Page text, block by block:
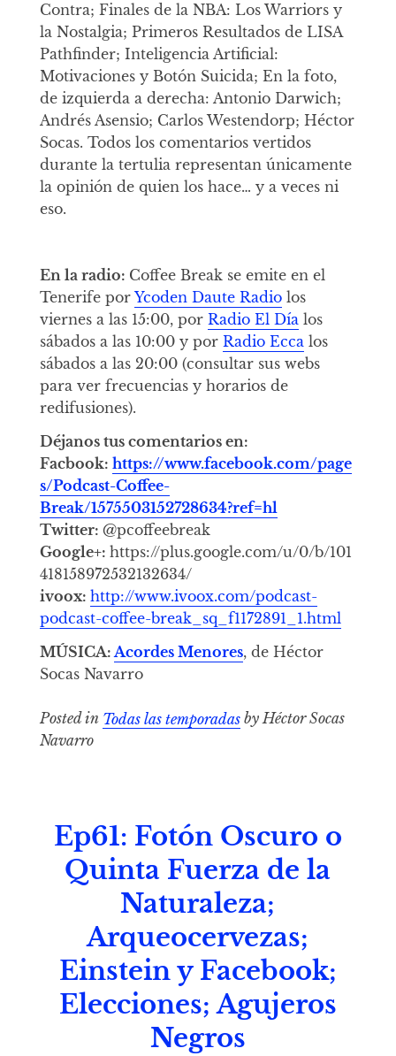
Contra; Finales de la NBA: Los Warriors y
la Nostalgia; Primeros Resultados de LISA
Pathfinder; Inteligencia Artificial:
Motivaciones y Botón Suicida; En la foto,
de izquierda a derecha: Antonio Darwich;
Andrés Asensio; Carlos Westendorp; Héctor
Socas. Todos los comentarios vertidos
durante la tertulia representan únicamente
la opinión de quien los hace… y a veces ni
eso.
En la radio: Coffee Break se emite en el
Tenerife por Ycoden Daute Radiolos
viernes a las 15:00, por Radio El Díalos
sábados a las 10:00 y por Radio Eccalos
sábados a las 20:00 (consultar sus webs
para ver frecuencias y horarios de
redifusiones).
Déjanos tus comentarios en:
Facbook: https://www.facebook.com/page
s/Podcast-Coffee-
Break/1575503152728634?ref=hl
Twitter: @pcoffeebreak
Google+: https://plus.google.com/u/0/b/101
418158972532132634/
ivoox: http://www.ivoox.com/podcast-
podcast-coffee-break_sq_f1172891_1.html
MÚSICA: Acordes Menores, de Héctor
Socas Navarro
Posted in Todas las temporadasby Héctor Socas
Navarro
Ep61: Fotón Oscuro o
Quinta Fuerza de la
Naturaleza;
Arqueocervezas;
Einstein y Facebook;
Elecciones; Agujeros
Negros